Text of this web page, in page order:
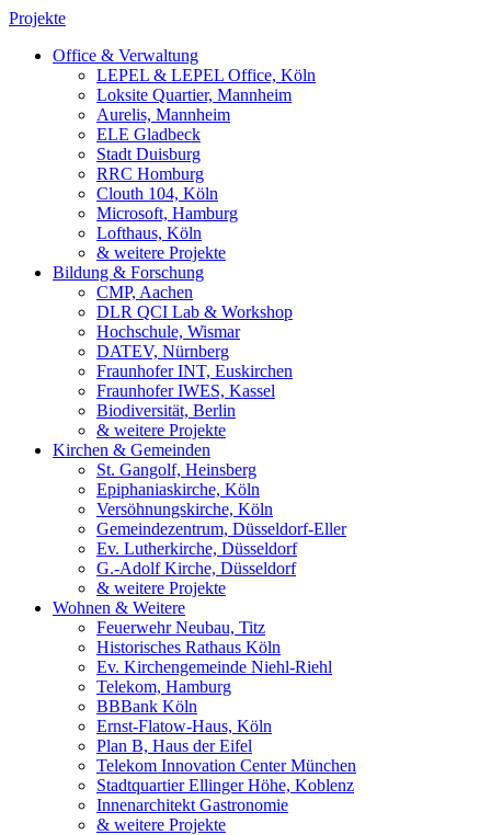
Projekte
Office & Verwaltung
LEPEL & LEPEL Office, Köln
Loksite Quartier, Mannheim
Aurelis, Mannheim
ELE Gladbeck
Stadt Duisburg
RRC Homburg
Clouth 104, Köln
Microsoft, Hamburg
Lofthaus, Köln
& weitere Projekte
Bildung & Forschung
CMP, Aachen
DLR QCI Lab & Workshop
Hochschule, Wismar
DATEV, Nürnberg
Fraunhofer INT, Euskirchen
Fraunhofer IWES, Kassel
Biodiversität, Berlin
& weitere Projekte
Kirchen & Gemeinden
St. Gangolf, Heinsberg
Epiphaniaskirche, Köln
Versöhnungskirche, Köln
Gemeindezentrum, Düsseldorf-Eller
Ev. Lutherkirche, Düsseldorf
G.-Adolf Kirche, Düsseldorf
& weitere Projekte
Wohnen & Weitere
Feuerwehr Neubau, Titz
Historisches Rathaus Köln
Ev. Kirchengemeinde Niehl-Riehl
Telekom, Hamburg
BBBank Köln
Ernst-Flatow-Haus, Köln
Plan B, Haus der Eifel
Telekom Innovation Center München
Stadtquartier Ellinger Höhe, Koblenz
Innenarchitekt Gastronomie
& weitere Projekte